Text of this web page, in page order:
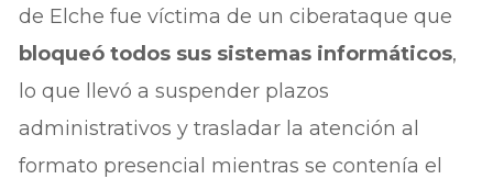
de Elche fue víctima de un ciberataque que
bloqueó todos sus sistemas informáticos,
lo que llevó a suspender plazos
administrativos y trasladar la atención al
formato presencial mientras se contenía el